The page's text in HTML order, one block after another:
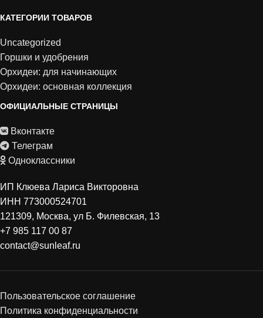
КАТЕГОРИИ ТОВАРОВ
Uncategorized
Горшки и удобрения
Орхидеи: для начинающих
Орхидеи: основная коллекция
ОФИЦИАЛЬНЫЕ СТРАНИЦЫ
Вконтакте
Телеграм
Одноклассники
ИП Клюева Лариса Викторовна
ИНН 773000524701
121309, Москва, ул Б. Филевская, 13
+7 985 117 00 87
contact@sunleaf.ru
Пользовательское соглашение
Политика конфиденциальности